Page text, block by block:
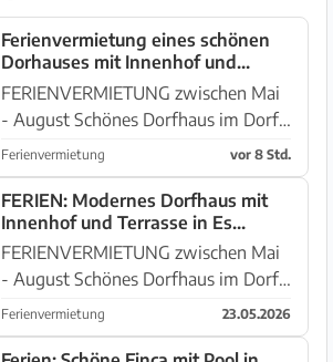
Ferienvermietung eines schönen
Dorhauses mit Innenhof und
Terrasse in Es LLombards --- DH
12 FZ
FERIENVERMIETUNG zwischen Mai
- August Schönes Dorfhaus im Dorfe
Es LLombards - auf einer Ebene,
welches komplett saniert und stilvoll
eingerichet wurde. Aussengelände:
Ummauerter Innenhof von ...
Ferienvermietung vor 8 Std.
FERIEN: Modernes Dorfhaus mit
Innenhof und Terrasse in Es
LLombards - DH 12 FZ
FERIENVERMIETUNG zwischen Mai
- August Schönes Dorfhaus im Dorfe
Es LLombards - auf einer Ebene,
welches komplett saniert und stilvoll
Ferienvermietung 23.05.2026